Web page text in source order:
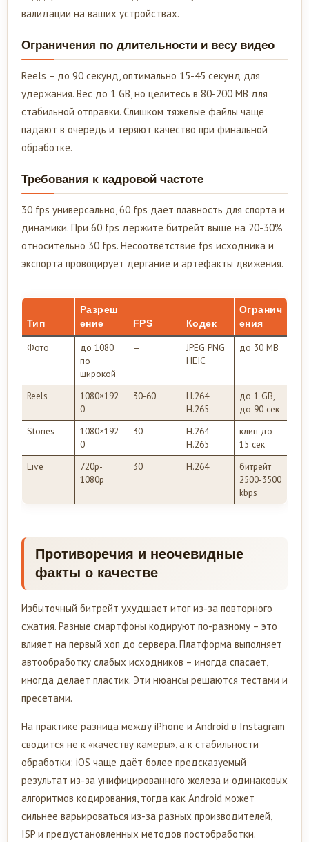
валидации на ваших устройствах.
Ограничения по длительности и весу видео
Reels – до 90 секунд, оптимально 15-45 секунд для
удержания. Вес до 1 GB, но целитесь в 80-200 MB для
стабильной отправки. Слишком тяжелые файлы чаще
падают в очередь и теряют качество при финальной
обработке.
Требования к кадровой частоте
30 fps универсально, 60 fps дает плавность для спорта и
динамики. При 60 fps держите битрейт выше на 20-30%
относительно 30 fps. Несоответствие fps исходника и
экспорта провоцирует дергание и артефакты движения.
Тип
Разреш
ение
FPS Кодек
Огранич
ения
Фото
до 1080
по
широкой
–
JPEG PNG
HEIC
до 30 MB
Reels
1080×192
0
30-60
H.264
H.265
до 1 GB,
до 90 сек
Stories
1080×192
0
30
H.264
H.265
клип до
15 сек
Live
720p-
1080p
30 H.264
битрейт
2500-3500
kbps
Противоречия и неочевидные
факты о качестве
Избыточный битрейт ухудшает итог из-за повторного
сжатия. Разные смартфоны кодируют по-разному – это
влияет на первый хоп до сервера. Платформа выполняет
автообработку слабых исходников – иногда спасает,
иногда делает пластик. Эти нюансы решаются тестами и
пресетами.
На практике разница между iPhone и Android в Instagram
сводится не к «качеству камеры», а к стабильности
обработки: iOS чаще даёт более предсказуемый
результат из-за унифицированного железа и одинаковых
алгоритмов кодирования, тогда как Android может
сильнее варьироваться из-за разных производителей,
ISP и предустановленных методов постобработки.